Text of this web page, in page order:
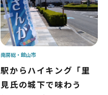
駅からハイキング「里
見氏の城下で味わう
南房総 館山市